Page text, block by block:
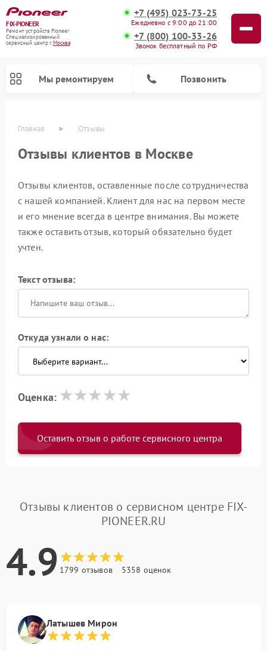
FIX-PIONEER
Ремонт устройств Pioneer
Специализированный
cервисный центр г.Москва
+7 (495) 023-73-25
Ежедневно с 9:00 до 21:00
+7 (800) 100-33-26
Звонок бесплатный по РФ
Мы ремонтируем Позвонить
Главная Отзывы
Отзывы клиентов в Москве
Отзывы клиентов, оставленные после сотрудничества
с нашей компанией. Клиент для нас на первом месте
и его мнение всегда в центре внимания. Вы можете
также оставить отзыв, который обязательно будет
учтен.
Текст отзыва:
Откуда узнали о нас:
Оценка:
Оставить отзыв о работе сервисного центра
Отзывы клиентов о сервисном центре FIX-
PIONEER.RU
4.9 1799 отзывов 5358 оценок
Латышев Мирон